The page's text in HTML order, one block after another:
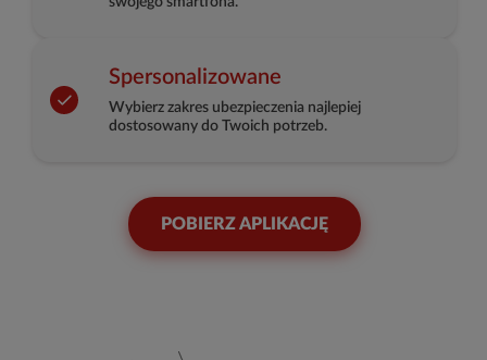
Spersonalizowane
Wybierz zakres ubezpieczenia najlepiej
dostosowany do Twoich potrzeb.
POBIERZ APLIKACJĘ